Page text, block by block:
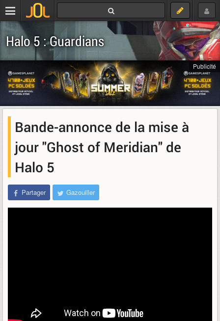
Halo 5 : Guardians
Publicité
Bande-annonce de la mise à
jour "Ghost of Meridian" de
Halo 5
Partager Gazouiller